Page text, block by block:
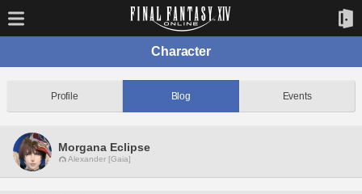
Character
Profile Blog Events
Morgana Eclipse
Alexander [Gaia]